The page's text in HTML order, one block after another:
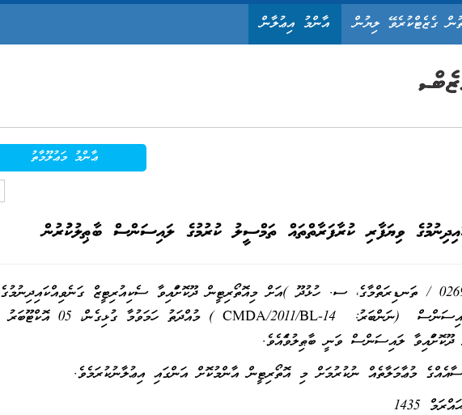
ގެޒެޓްކުރެވޭ ލިޔުން އާންމު އިޢުލާން
ޢާންމު މަޢުލޫމާތު
ވިޔަފާރި ކުރާފަރާތްތައް ތަމްސީލު ކުރުމުގެ ލައިސަންސް ބާޠިލުކުުރުން
އަލްފާޟިލް މުޙައްމަދު ޖަނާހު (026907A / ތަނޑިރަތްމާގެ، ސ. ހުޅުދޫ )އަށް މިއޮތޯރިޓީން ދޫކޮށްފައިވާ ސެކިއުރިޓީޒް ގަނެވިއްކައިދިނުމުގެ
ވިޔަފާރި ކުރާފަރާތްތައް ތަމްސީލުކުރުމުގެ ލައިސަންސް (ނަންބަރު: CMDA/2011/BL-14 ) މުއްދަތު ހަމަވުމާ ގުޅިގެން، 05 އޮކްޓޫބަރު
މުޢާމަލާތެއް ނުކުރުމަށް މި އޮތޯރިޓީން އާންމުކޮށް އަންގައި އިޢުލާނުކުރަމެވެ.